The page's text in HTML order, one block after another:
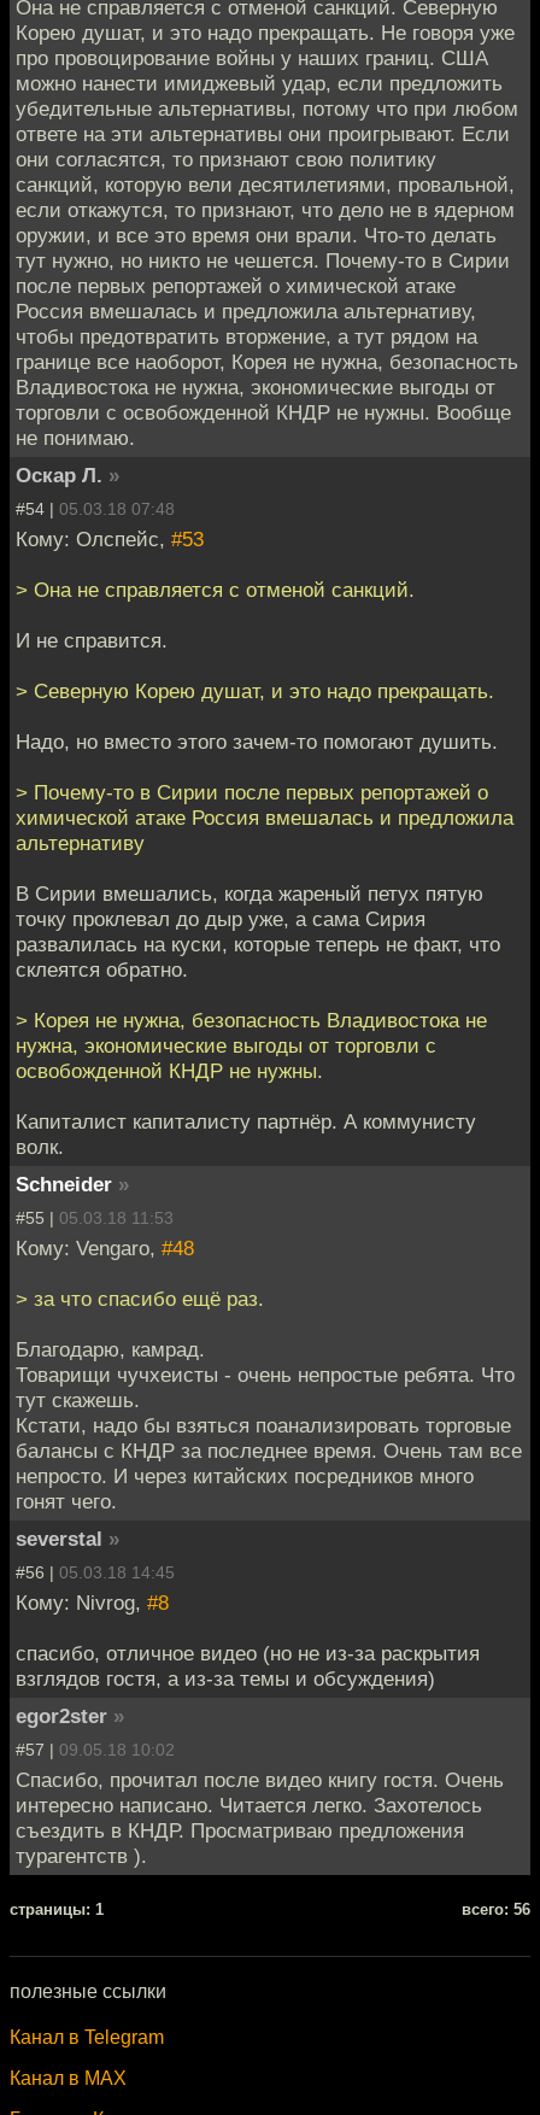
Она не справляется с отменой санкций. Северную
Корею душат, и это надо прекращать. Не говоря уже
про провоцирование войны у наших границ. США
можно нанести имиджевый удар, если предложить
убедительные альтернативы, потому что при любом
ответе на эти альтернативы они проигрывают. Если
они согласятся, то признают свою политику
санкций, которую вели десятилетиями, провальной,
если откажутся, то признают, что дело не в ядерном
оружии, и все это время они врали. Что-то делать
тут нужно, но никто не чешется. Почему-то в Сирии
после первых репортажей о химической атаке
Россия вмешалась и предложила альтернативу,
чтобы предотвратить вторжение, а тут рядом на
границе все наоборот, Корея не нужна, безопасность
Владивостока не нужна, экономические выгоды от
торговли с освобожденной КНДР не нужны. Вообще
не понимаю.
Оскар Л. »
#54 | 05.03.18 07:48
Кому: Олспейс, #53
> Она не справляется с отменой санкций.
И не справится.
> Северную Корею душат, и это надо прекращать.
Надо, но вместо этого зачем-то помогают душить.
> Почему-то в Сирии после первых репортажей о
химической атаке Россия вмешалась и предложила
альтернативу
В Сирии вмешались, когда жареный петух пятую
точку проклевал до дыр уже, а сама Сирия
развалилась на куски, которые теперь не факт, что
склеятся обратно.
> Корея не нужна, безопасность Владивостока не
нужна, экономические выгоды от торговли с
освобожденной КНДР не нужны.
Капиталист капиталисту партнёр. А коммунисту
волк.
Schneider »
#55 | 05.03.18 11:53
Кому: Vengaro, #48
> за что спасибо ещё раз.
Благодарю, камрад.
Товарищи чучхеисты - очень непростые ребята. Что
тут скажешь.
Кстати, надо бы взяться поанализировать торговые
балансы с КНДР за последнее время. Очень там все
непросто. И через китайских посредников много
гонят чего.
severstal »
#56 | 05.03.18 14:45
Кому: Nivrog, #8
спасибо, отличное видео (но не из-за раскрытия
взглядов гостя, а из-за темы и обсуждения)
egor2ster »
#57 | 09.05.18 10:02
Спасибо, прочитал после видео книгу гостя. Очень
интересно написано. Читается легко. Захотелось
съездить в КНДР. Просматриваю предложения
турагентств ).
cтраницы: 1 всего: 56
полезные ссылки
Канал в Telegram
Канал в MAX